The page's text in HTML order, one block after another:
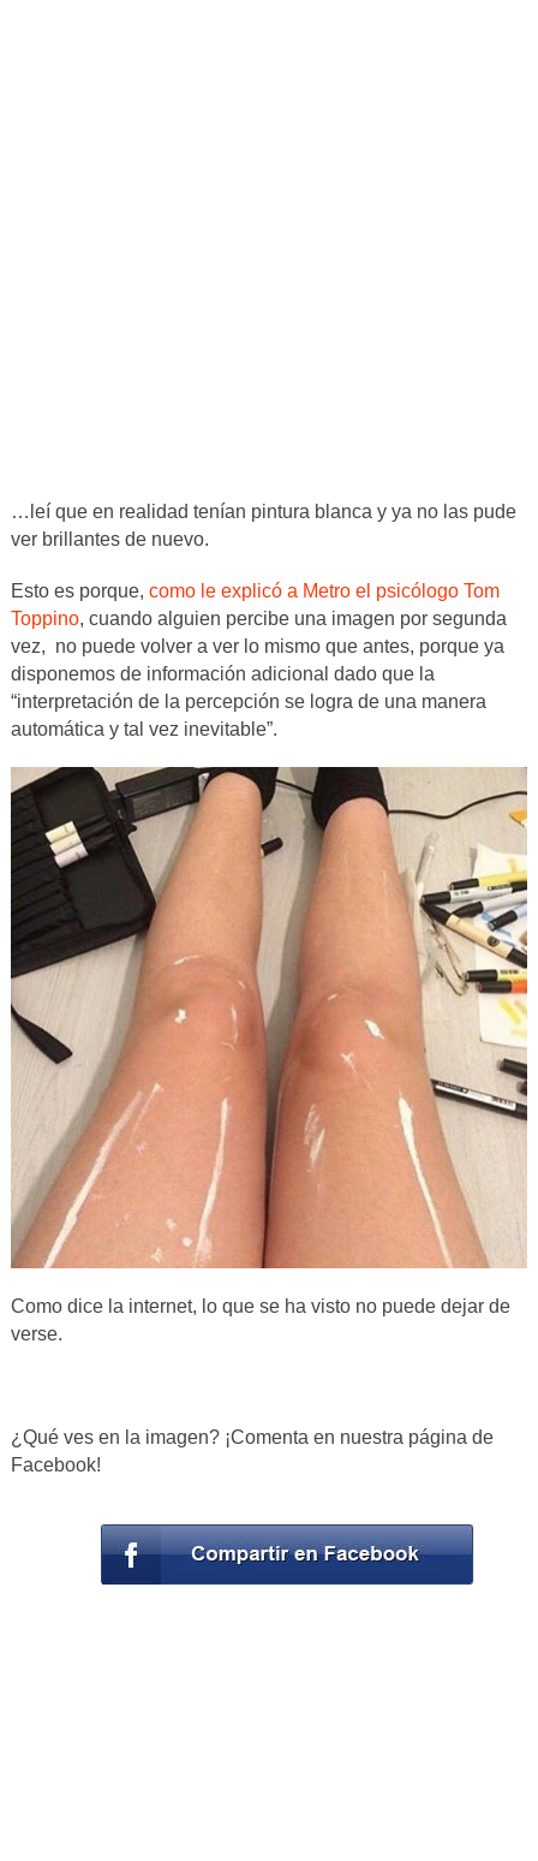
…leí que en realidad tenían pintura blanca y ya no las pude
ver brillantes de nuevo.
Esto es porque, como le explicó a Metro el psicólogo Tom
Toppino, cuando alguien percibe una imagen por segunda
vez, no puede volver a ver lo mismo que antes, porque ya
disponemos de información adicional dado que la
“interpretación de la percepción se logra de una manera
automática y tal vez inevitable”.
Como dice la internet, lo que se ha visto no puede dejar de
verse.
¿Qué ves en la imagen? ¡Comenta en nuestra página de
Facebook!